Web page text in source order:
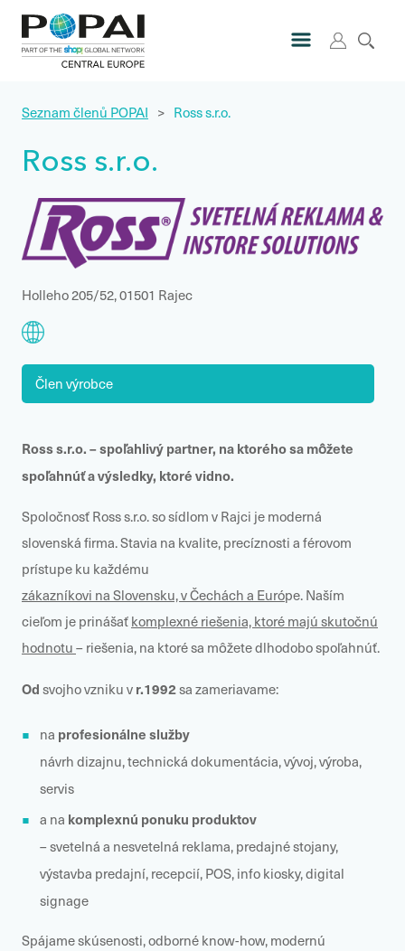
Seznam členů POPAI > Ross s.r.o.
Ross s.r.o.
Holleho 205/52, 01501 Rajec
Člen výrobce
Ross s.r.o. – spoľahlivý partner, na ktorého sa môžete
spoľahnúť a výsledky, ktoré vidno.
Spoločnosť Ross s.r.o. so sídlom v Rajci je moderná
slovenská firma. Stavia na kvalite, precíznosti a férovom
prístupe ku každému
zákazníkovi na Slovensku, v Čechách a Európe. Naším
cieľom je prinášať komplexné riešenia, ktoré majú skutočnú
hodnotu – riešenia, na ktoré sa môžete dlhodobo spoľahnúť.
Od svojho vzniku v r.1992sa zameriavame:
na profesionálne služby
návrh dizajnu, technická dokumentácia, vývoj, výroba,
servis
a na komplexnú ponuku produktov
– svetelná a nesvetelná reklama, predajné stojany,
výstavba predajní, recepcií, POS, info kiosky, digital
signage
Spájame skúsenosti, odborné know-how, modernú